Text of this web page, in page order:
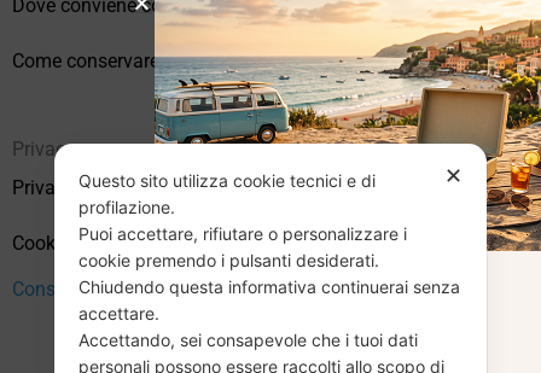
Dove conviene comprare vinili online?
Come conservare correttamente i vinili usati
Privacy
Privacy Policy
Cookie Policy (UE)
Consenso
✕
Questo sito utilizza cookie tecnici e di
profilazione.
Puoi accettare, rifiutare o personalizzare i
cookie premendo i pulsanti desiderati.
Chiudendo questa informativa continuerai senza
accettare.
Accettando, sei consapevole che i tuoi dati
personali possono essere raccolti allo scopo di
CHIUSURA